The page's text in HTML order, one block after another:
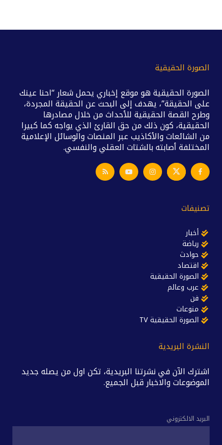
الصورة الحقيقية
الصورة الحقيقية هو موقع إخباري يحمل شعار “احنا عينك
على الحقيقة”، يهدف إلى البحث عن الحقيقة المجردة،
وطرح القصة الحقيقية للأحداث من خلال مصادرها
الحقيقية، كون ذلك من حق القارئ الذي يواجه كما كبيرا
من الشائعات والأكاذيب عبر المنصات والوسائل الإعلامية
المختلفة أصابته بالشتات العقلي والنفسي.
تصنيفات
أخبار
رياضة
حوادث
اقتصاد
الصورة الحقيقية
عرب وعالم
فن
منوعات
الصورة الحقيقية TV
النشرة البريدية
اشترك الآن في نشرتنا البريدية، تكن اول من يصله جديد
الموضوعات والاخبار قبل الجميع.
البريد الالكتروني